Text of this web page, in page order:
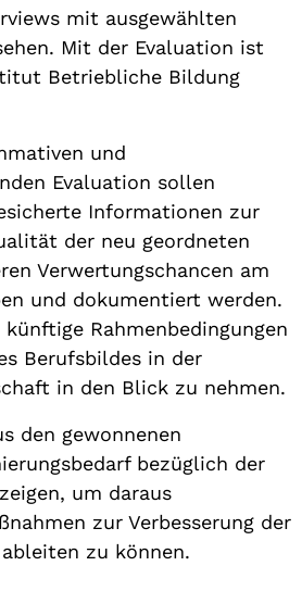
mit ausgewählten
Mit der Evaluation ist
Betriebliche Bildung
und
Evaluation sollen
Informationen zur
der neu geordneten
Verwertungschancen am
und dokumentiert werden.
Rahmenbedingungen
Berufsbildes in der
in den Blick zu nehmen.
den gewonnenen
bezüglich der
um daraus
zur Verbesserung der
zu können.